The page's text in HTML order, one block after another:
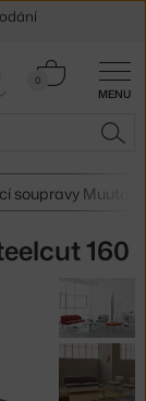
MENU
0
Košík
soupravy Muuto
160